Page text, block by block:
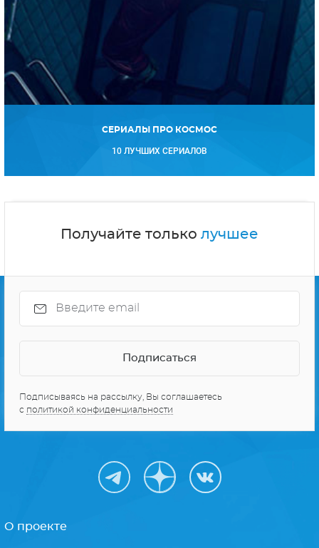
СЕРИАЛЫ ПРО КОСМОС
10 ЛУЧШИХ СЕРИАЛОВ
Получайте только лучшее
Подписываясь на рассылку, Вы соглашаетесь
с политикой конфиденциальности
О проекте